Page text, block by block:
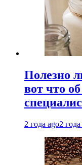
Полезно
вот что
2 года ago2